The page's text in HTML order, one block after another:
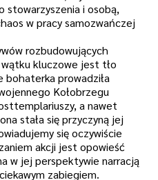
stowarzyszenia i osobą,
w pracy samozwańczej
rozbudowujących
kluczowe jest tło
bohaterka prowadziła
Kołobrzegu
a nawet
stała się przyczyną jej
się oczywiście
akcji jest opowieść
w jej perspektywie narracją
zabiegiem.